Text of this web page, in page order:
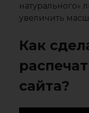
натурального»
увеличить
Как
сайта?